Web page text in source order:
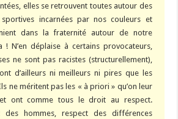
elles se retrouvent toutes autour des
sportives incarnées par nos couleurs et
dans la fraternité autour de notre
! N’en déplaise à certains provocateurs,
ne sont pas racistes (structurellement),
d’ailleurs ni meilleurs ni pires que les
ne méritent pas les « à priori » qu’on leur
ont comme tous le droit au respect.
des hommes, respect des différences